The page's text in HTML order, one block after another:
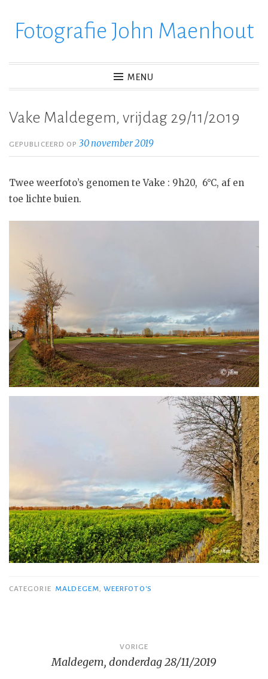
verderFotografie John Maenhout
MENU
Vake Maldegem, vrijdag 29/11/2019
GEPUBLICEERD OP30 november 2019
Twee weerfoto’s genomen te Vake : 9h20, 6°C, af en
toe lichte buien.
CATEGORIE MALDEGEM, WEERFOTO'S
navigatie
VORIGE
Maldegem, donderdag 28/11/2019